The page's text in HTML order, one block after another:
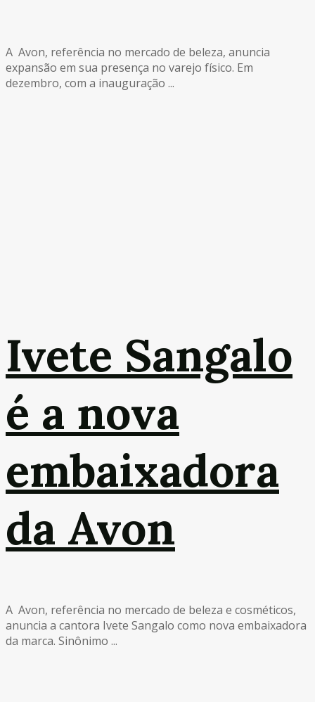
A Avon, referência no mercado de beleza, anuncia
expansão em sua presença no varejo físico. Em
dezembro, com a inauguração ...
Ivete Sangalo
é a nova
embaixadora
da Avon
A Avon, referência no mercado de beleza e cosméticos,
anuncia a cantora Ivete Sangalo como nova embaixadora
da marca. Sinônimo ...